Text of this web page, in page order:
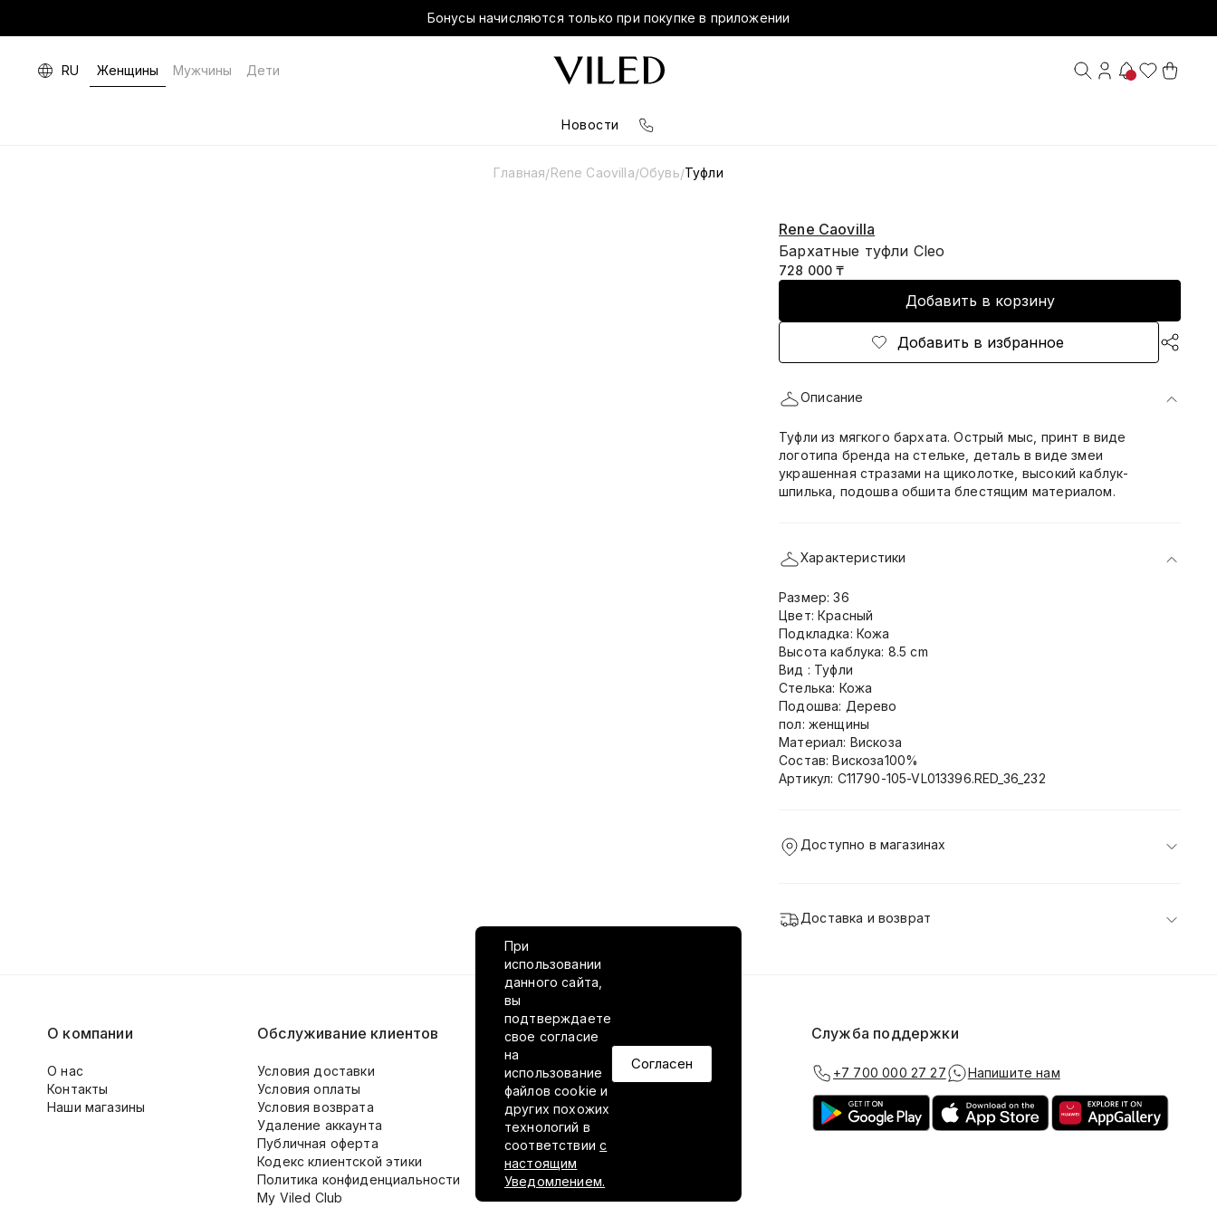
Бонусы начисляются только при покупке в приложении
RU Женщины Мужчины Дети
Новости
Главная/Rene Caovilla/Обувь/Туфли
Rene Caovilla
Бархатные туфли Cleo
728 000 ₸
Добавить в корзину
Добавить в избранное
Описание
Туфли из мягкого бархата. Острый мыс, принт в виде
логотипа бренда на стельке, деталь в виде змеи
украшенная стразами на щиколотке, высокий каблук-
шпилька, подошва обшита блестящим материалом.
Характеристики
Размер: 36
Цвет: Красный
Подкладка: Кожа
Высота каблука: 8.5 cm
Вид : Туфли
Стелька: Кожа
Подошва: Дерево
пол: женщины
Материал: Вискоза
Состав: Вискоза100%
Артикул: C11790-105-VL013396.RED_36_232
Доступно в магазинах
Доставка и возврат
При
использовании
данного сайта,
вы
подтверждаете
свое согласие
на
использование
файлов cookie и
других похожих
технологий в
соответствиис
настоящим
Уведомлением.
Согласен
О компании
О нас
Контакты
Наши магазины
Обслуживание клиентов
Условия доставки
Условия оплаты
Условия возврата
Удаление аккаунта
Публичная оферта
Кодекс клиентской этики
Политика конфиденциальности
My Viled Club
VILED в соцсетях Служба поддержки
+7 700 000 27 27 Напишите нам